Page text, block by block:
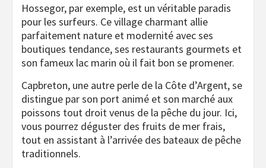
Hossegor, par exemple, est un véritable paradis
pour les surfeurs. Ce village charmant allie
parfaitement nature et modernité avec ses
boutiques tendance, ses restaurants gourmets et
son fameux lac marin où il fait bon se promener.
Capbreton, une autre perle de la Côte d’Argent, se
distingue par son port animé et son marché aux
poissons tout droit venus de la pêche du jour. Ici,
vous pourrez déguster des fruits de mer frais,
tout en assistant à l’arrivée des bateaux de pêche
traditionnels.